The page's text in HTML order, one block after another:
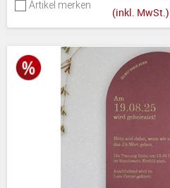
Artikel merken
(inkl. MwSt.)